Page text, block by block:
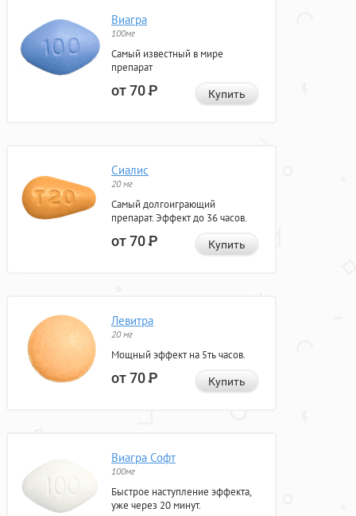
Виагра
100мг
Самый известный в мире
препарат
от 70Р Купить
Сиалис
20 мг
Самый долгоиграющий
препарат. Эффект до 36 часов.
от 70Р Купить
Левитра
20 мг
Мощный эффект на 5ть часов.
от 70Р Купить
Виагра Софт
100мг
Быстрое наступление эффекта,
уже через 20 минут.